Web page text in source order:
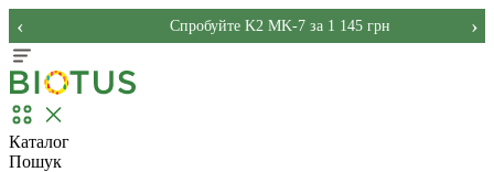
Спробуйте K2 MK-7 за 1 145 грн
‹ ›
Каталог
Пошук